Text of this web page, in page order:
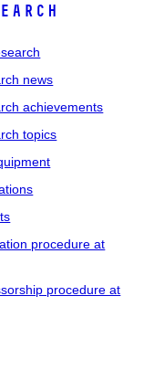
news
achievements
topics
procedure at
procedure at